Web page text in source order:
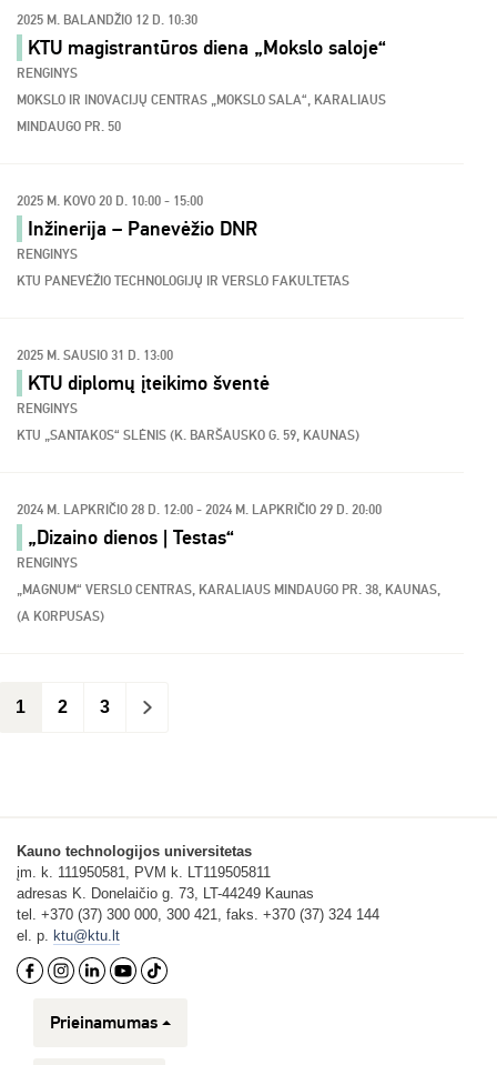
2025 M. BALANDŽIO 12 D. 10:30
KTU magistrantūros diena „Mokslo saloje“
RENGINYS
MOKSLO IR INOVACIJŲ CENTRAS „MOKSLO SALA“, KARALIAUS
MINDAUGO PR. 50
2025 M. KOVO 20 D. 10:00 - 15:00
Inžinerija – Panevėžio DNR
RENGINYS
KTU PANEVĖŽIO TECHNOLOGIJŲ IR VERSLO FAKULTETAS
2025 M. SAUSIO 31 D. 13:00
KTU diplomų įteikimo šventė
RENGINYS
KTU „SANTAKOS“ SLĖNIS (K. BARŠAUSKO G. 59, KAUNAS)
2024 M. LAPKRIČIO 28 D. 12:00 - 2024 M. LAPKRIČIO 29 D. 20:00
„Dizaino dienos | Testas“
RENGINYS
„MAGNUM“ VERSLO CENTRAS, KARALIAUS MINDAUGO PR. 38, KAUNAS,
(A KORPUSAS)
1 2 3 >
Kauno technologijos universitetas
įm. k. 111950581, PVM k. LT119505811
adresas K. Donelaičio g. 73, LT-44249 Kaunas
tel. +370 (37) 300 000, 300 421, faks. +370 (37) 324 144
el. p. ktu@ktu.lt
Prieinamumas